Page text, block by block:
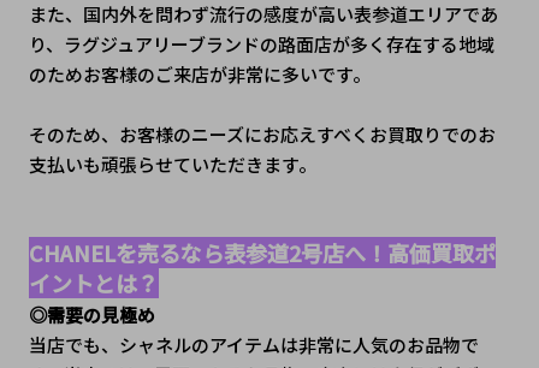
また、国内外を問わず流行の感度が高い表参道エリアであ
り、ラグジュアリーブランドの路面店が多く存在する地域
のためお客様のご来店が非常に多いです。
そのため、お客様のニーズにお応えすべくお買取りでのお
支払いも頑張らせていただきます。
CHANELを売るなら表参道2号店へ！高価買取ポ
イントとは？
◎需要の見極め
当店でも、シャネルのアイテムは非常に人気のお品物で